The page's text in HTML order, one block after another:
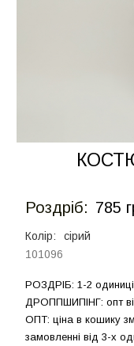
Роздрiб: 785
Колір:
сірий
101096
РОЗДРIБ: 1-2
ДРОППШИПIНГ: опт
ОПТ: ціна в кошику
замовленні від 3-х